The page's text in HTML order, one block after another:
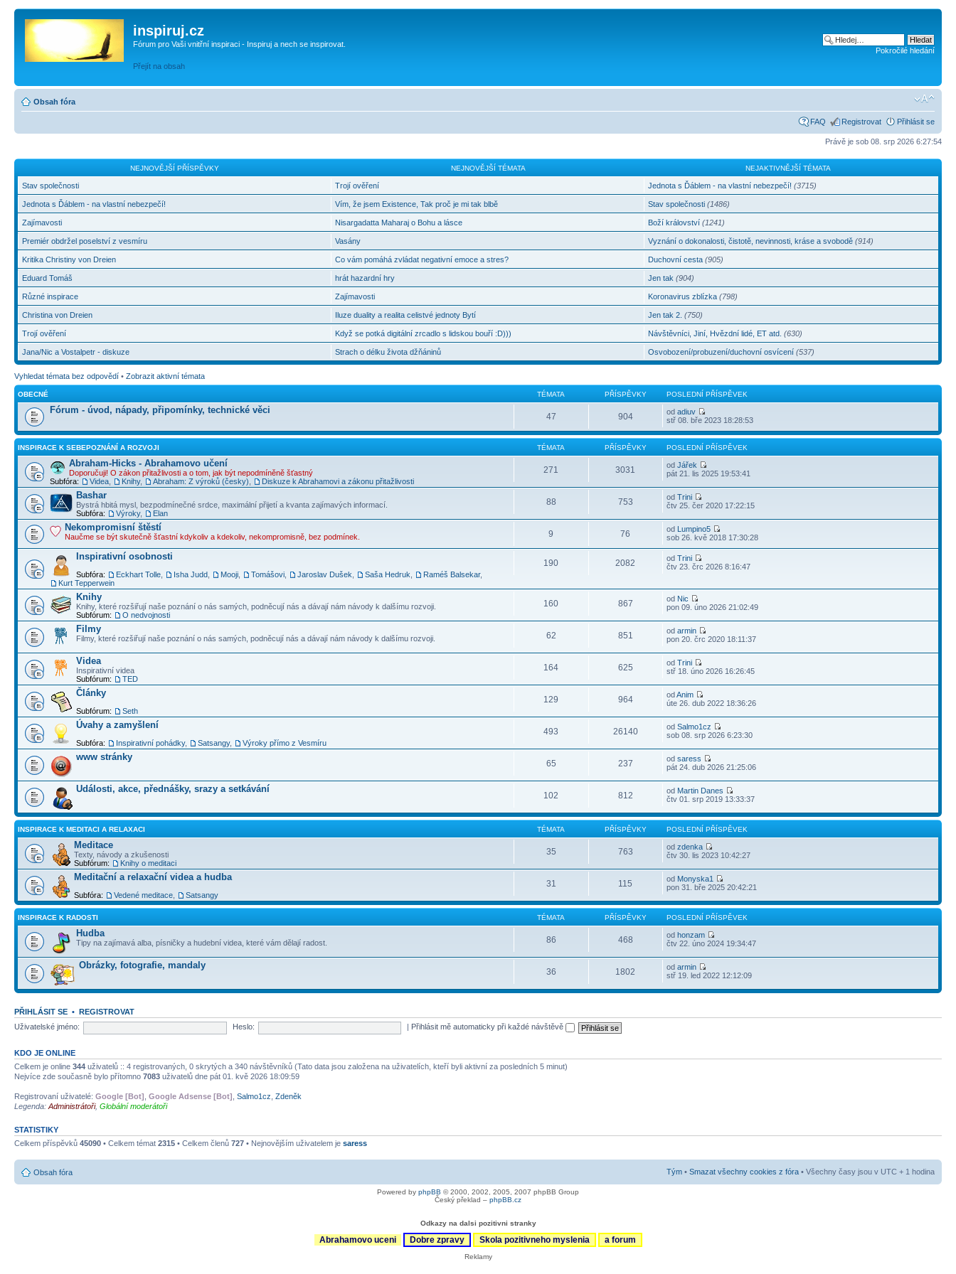
inspiruj.cz
Fórum pro Vaši vnitřní inspiraci - Inspiruj a nech se inspirovat.
Přejít na obsah
Pokročilé hledání
Obsah fóra
FAQ Registrovat Přihlásit se
Právě je sob 08. srp 2026 6:27:54
NEJNOVĚJŠÍ PŘÍSPĚVKY NEJNOVĚJŠÍ TÉMATA NEJAKTIVNĚJŠÍ TÉMATA
Stav společnosti
Jednota s Ďáblem - na vlastní nebezpečí!
Zajímavosti
Premiér obdržel poselství z vesmíru
Kritika Christiny von Dreien
Eduard Tomáš
Různé inspirace
Christina von Dreien
Trojí ověření
Jana/Nic a Vostalpetr - diskuze
Trojí ověření
Vím, že jsem Existence, Tak proč je mi tak blbě
Nisargadatta Maharaj o Bohu a lásce
Vasány
Co vám pomáhá zvládat negativní emoce a stres?
hrát hazardní hry
Zajímavosti
Iluze duality a realita celistvé jednoty Bytí
Když se potká digitální zrcadlo s lidskou bouří :D)))
Strach o délku života džňáninů
Jednota s Ďáblem - na vlastní nebezpečí! (3715)
Stav společnosti (1486)
Boží království (1241)
Vyznání o dokonalosti, čistotě, nevinnosti, kráse a svobodě (914)
Duchovní cesta (905)
Jen tak (904)
Koronavirus zblízka (798)
Jen tak 2. (750)
Návštěvníci, Jiní, Hvězdní lidé, ET atd. (630)
Osvobození/probuzení/duchovní osvícení (537)
Vyhledat témata bez odpovědí • Zobrazit aktivní témata
OBECNÉ TÉMATA PŘÍSPĚVKY POSLEDNÍ PŘÍSPĚVEK
Fórum - úvod, nápady, připomínky, technické věci
47 904 odadiuv
stř 08. bře 2023 18:28:53
INSPIRACE K SEBEPOZNÁNÍ A ROZVOJI TÉMATA PŘÍSPĚVKY POSLEDNÍ PŘÍSPĚVEK
Abraham-Hicks - Abrahamovo učení
Doporučuji! O zákon přitažlivosti a o tom, jak být nepodmíněně šťastný
Subfóra:
Videa Knihy, Abraham: Z výroků (česky) Diskuze k Abrahamovi a zákonu přitažlivosti
271 3031 odJářek
pát 21. lis 2025 19:53:41
Bashar
Bystrá hbitá mysl, bezpodmínečné srdce, maximální přijetí a kvanta zajímavých informací.
Subfóra:
Výroky, Elan
88 753 odTrini
čtv 25. čer 2020 17:22:15
Nekompromisní štěstí
Naučme se být skutečně šťastní kdykoliv a kdekoliv, nekompromisně, bez podmínek. 9 76 od Lumpino5
sob 26. kvě 2018 17:30:28
Inspirativní osobnosti
Subfóra: Eckhart Tolle Isha Judd Mooji Tomášovi Jaroslav Dušek Saša Hedruk Raméš Balsekar,
Kurt Tepperwein
190 2082 odTrini
čtv 23. črc 2026 8:16:47
Knihy
Knihy, které rozšiřují naše poznání o nás samých, podněcují nás a dávají nám návody k dalšímu rozvoji.
Subfórum:
O nedvojnosti
160 867 od Nic
pon 09. úno 2026 21:02:49
Filmy
Filmy, které rozšiřují naše poznání o nás samých, podněcují nás a dávají nám návody k dalšímu rozvoji. 62 851 odarmin
pon 20. črc 2020 18:11:37
Videa
Inspirativní videa
Subfórum:
TED
164 625 odTrini
stř 18. úno 2026 16:26:45
Články
Subfórum: Seth
129 964 odAnim
úte 26. dub 2022 18:36:26
Úvahy a zamyšlení
Subfóra: Inspirativní pohádky, Satsangy, Výroky přímo z Vesmíru
493 26140 odSalmo1cz
sob 08. srp 2026 6:23:30
www stránky
65 237 odsaress
pát 24. dub 2026 21:25:06
Události, akce, přednášky, srazy a setkávání
102 812 od Martin Danes
čtv 01. srp 2019 13:33:37
INSPIRACE K MEDITACI A RELAXACI TÉMATA PŘÍSPĚVKY POSLEDNÍ PŘÍSPĚVEK
Meditace
Texty, návody a zkušenosti
Subfórum:
Knihy o meditaci
35 763 odzdenka
čtv 30. lis 2023 10:42:27
Meditační a relaxační videa a hudba
Subfóra: Vedené meditace Satsangy
31 115 od Monyska1
pon 31. bře 2025 20:42:21
INSPIRACE K RADOSTI TÉMATA PŘÍSPĚVKY POSLEDNÍ PŘÍSPĚVEK
Hudba
Tipy na zajímavá alba, písničky a hudební videa, které vám dělají radost. 86 468 odhonzam
čtv 22. úno 2024 19:34:47
Obrázky, fotografie, mandaly
36 1802 odarmin
stř 19. led 2022 12:12:09
PŘIHLÁSIT SE • REGISTROVAT
Uživatelské jméno:
Heslo: Přihlásit mě automaticky při každé návštěvě
KDO JE ONLINE
Celkem je online 344 uživatelů :: 4 registrovaných, 0 skrytých a 340 návštěvníků (Tato data jsou založena na uživatelích, kteří byli aktivní za posledních 5 minut)
Nejvíce zde současně bylo přítomno 7083 uživatelů dne pát 01. kvě 2026 18:09:59
Registrovaní uživatelé: Google [Bot] Google Adsense [Bot] Salmo1cz Zdeněk
Legenda: Administrátoři, Globální moderátoři
STATISTIKY
Celkem příspěvků 45090 • Celkem témat 2315 • Celkem členů 727 • Nejnovějším uživatelem je saress
Obsah fóra Tým • Smazat všechny cookies z fóra • Všechny časy jsou v UTC + 1 hodina
Powered by phpBB © 2000, 2002, 2005, 2007 phpBB Group
Český překlad – phpBB.cz
Odkazy na dalsi pozitivni stranky
Abrahamovo uceni Dobre zpravy Skola pozitivneho myslenia a forum
Reklamy